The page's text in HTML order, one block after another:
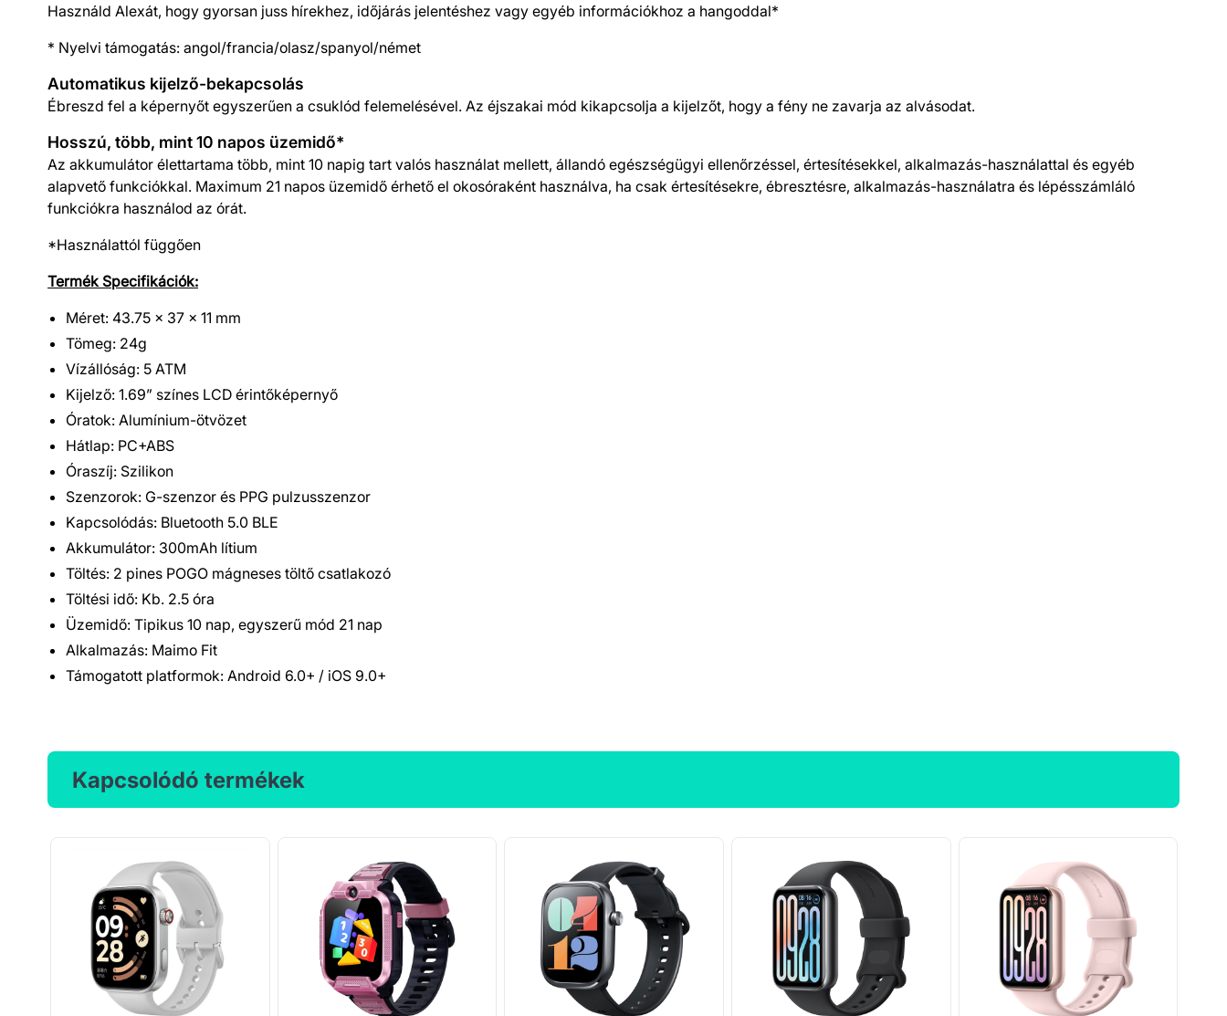
Használd Alexát, hogy gyorsan juss hírekhez, időjárás jelentéshez vagy egyéb információkhoz a hangoddal*
* Nyelvi támogatás: angol/francia/olasz/spanyol/német
Automatikus kijelző-bekapcsolás
Ébreszd fel a képernyőt egyszerűen a csuklód felemelésével. Az éjszakai mód kikapcsolja a kijelzőt, hogy a fény ne zavarja az alvásodat.
Hosszú, több, mint 10 napos üzemidő*
Az akkumulátor élettartama több, mint 10 napig tart valós használat mellett, állandó egészségügyi ellenőrzéssel, értesítésekkel, alkalmazás-használattal és egyéb
alapvető funkciókkal. Maximum 21 napos üzemidő érhető el okosóraként használva, ha csak értesítésekre, ébresztésre, alkalmazás-használatra és lépésszámláló
funkciókra használod az órát.
*Használattól függően
Termék Specifikációk:
Méret: 43.75 x 37 x 11 mm
Tömeg: 24g
Vízállóság: 5 ATM
Kijelző: 1.69” színes LCD érintőképernyő
Óratok: Alumínium-ötvözet
Hátlap: PC+ABS
Óraszíj: Szilikon
Szenzorok: G-szenzor és PPG pulzusszenzor
Kapcsolódás: Bluetooth 5.0 BLE
Akkumulátor: 300mAh lítium
Töltés: 2 pines POGO mágneses töltő csatlakozó
Töltési idő: Kb. 2.5 óra
Üzemidő: Tipikus 10 nap, egyszerű mód 21 nap
Alkalmazás: Maimo Fit
Támogatott platformok: Android 6.0+ / iOS 9.0+
Kapcsolódó termékek